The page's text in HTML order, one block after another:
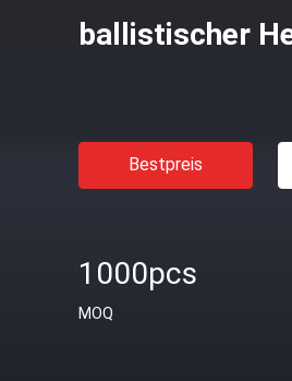
ballistischer
Bestpreis
1000pcs
MOQ